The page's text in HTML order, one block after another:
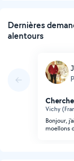
Dernières
alentours
Vichy
Bonjour,
moellons